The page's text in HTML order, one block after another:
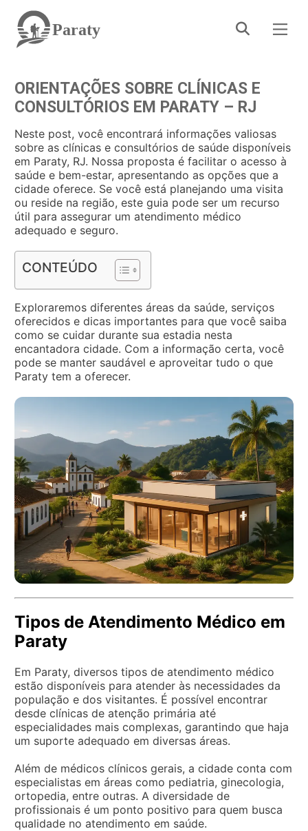
Paraty
ORIENTAÇÕES SOBRE CLÍNICAS E
CONSULTÓRIOS EM PARATY – RJ
Neste post, você encontrará informações valiosas
sobre as clínicas e consultórios de saúde disponíveis
em Paraty, RJ. Nossa proposta é facilitar o acesso à
saúde e bem-estar, apresentando as opções que a
cidade oferece. Se você está planejando uma visita
ou reside na região, este guia pode ser um recurso
útil para assegurar um atendimento médico
adequado e seguro.
CONTEÚDO
Exploraremos diferentes áreas da saúde, serviços
oferecidos e dicas importantes para que você saiba
como se cuidar durante sua estadia nesta
encantadora cidade. Com a informação certa, você
pode se manter saudável e aproveitar tudo o que
Paraty tem a oferecer.
Tipos de Atendimento Médico em
Paraty
Em Paraty, diversos tipos de atendimento médico
estão disponíveis para atender às necessidades da
população e dos visitantes. É possível encontrar
desde clínicas de atenção primária até
especialidades mais complexas, garantindo que haja
um suporte adequado em diversas áreas.
Além de médicos clínicos gerais, a cidade conta com
especialistas em áreas como pediatria, ginecologia,
ortopedia, entre outras. A diversidade de
profissionais é um ponto positivo para quem busca
qualidade no atendimento em saúde.